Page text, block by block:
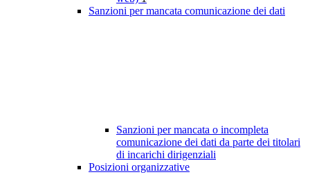
Sanzioni per mancata comunicazione dei dati
Sanzioni per mancata o incompleta
comunicazione dei dati da parte dei titolari
di incarichi dirigenziali
Posizioni organizzative